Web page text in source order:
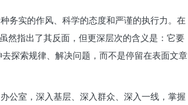
务实的作风、科学的态度和严谨的执行力。在
然指出了其反面，但更深层次的含义是：它要
探索规律、解决问题，而不是停留在表面文章
公室，深入基层、深入群众、深入一线，掌握